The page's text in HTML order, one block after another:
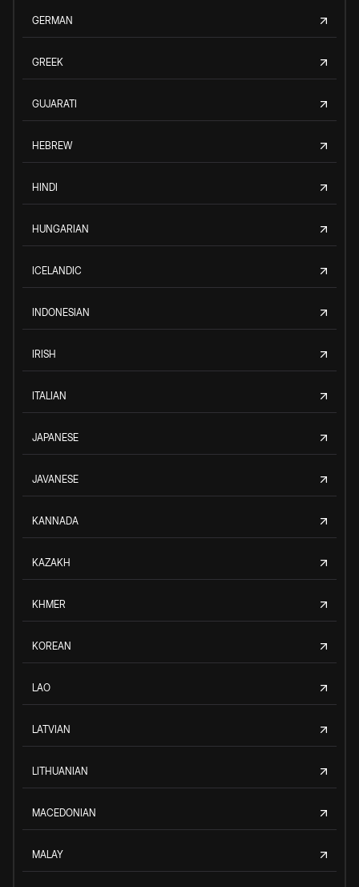
GERMAN
GREEK
GUJARATI
HEBREW
HINDI
HUNGARIAN
ICELANDIC
INDONESIAN
IRISH
ITALIAN
JAPANESE
JAVANESE
KANNADA
KAZAKH
KHMER
KOREAN
LAO
LATVIAN
LITHUANIAN
MACEDONIAN
MALAY